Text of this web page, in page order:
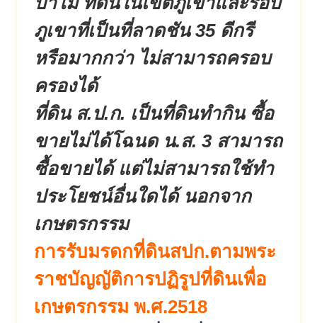
ภูเขาที่เป็นที่ลาดชัน 35 ดีกรี
หรือมากกว่า ไม่สามารถครอบ
ครองได้
ที่ดิน ส.ป.ก. เป็นที่ดินทำกิน ซื้อ
ขายไม่ได้โฉนด น.ส. 3 สามารถ
ซื้อขายได้ แต่ไม่สามารถใช้ทำ
ประโยชน์อื่นใดได้ นอกจาก
เกษตรกรรม
การรับมรดกที่ดินสปก.ตามพระ
ราชบัญญัติการปฏิรูปที่ดินเพื่อ
เกษตรกรรม พ.ศ.2518